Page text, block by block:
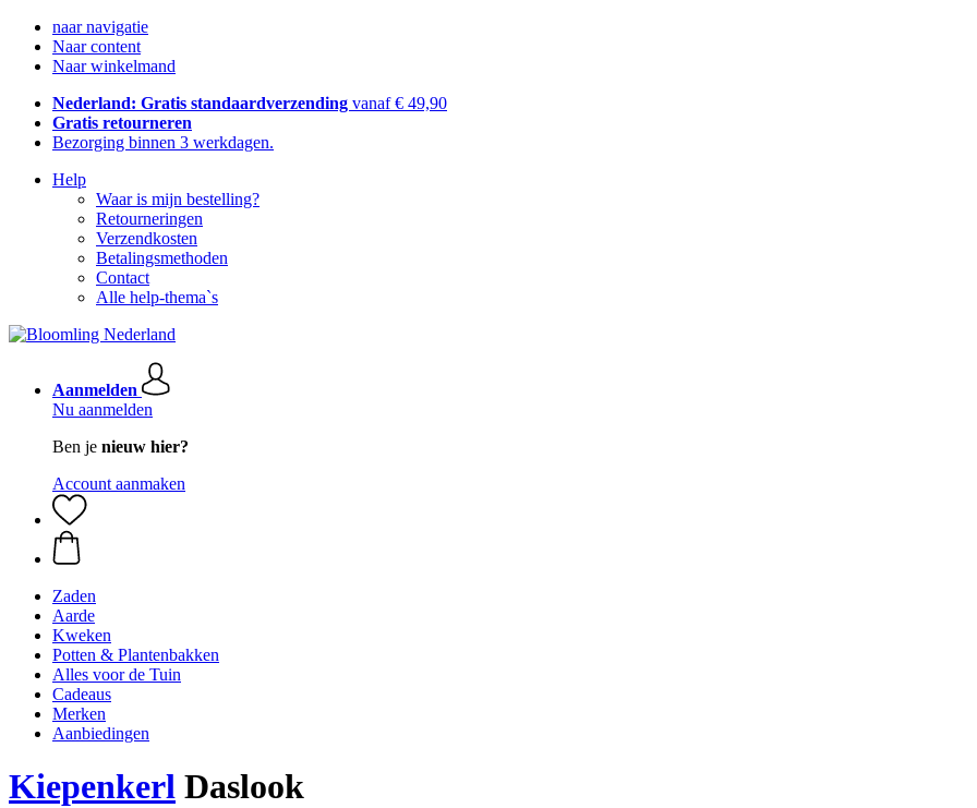
naar navigatie
Naar content
Naar winkelmand
Nederland: Gratis standaardverzending vanaf € 49,90
Gratis retourneren
Bezorging binnen 3 werkdagen.
Help
Waar is mijn bestelling?
Retourneringen
Verzendkosten
Betalingsmethoden
Contact
Alle help-thema`s
Aanmelden
Nu aanmelden
Ben je nieuw hier?
Account aanmaken
Zaden
Aarde
Kweken
Potten & Plantenbakken
Alles voor de Tuin
Cadeaus
Merken
Aanbiedingen
Kiepenkerl Daslook